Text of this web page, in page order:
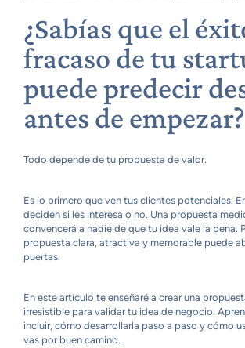
¿Sabías que el
fracaso de tu
puede predecir
antes de empezar?
Todo depende de tu propuesta de valor.
Es lo primero que ven tus clientes potenciales.
deciden si les interesa o no. Una propuesta
convencerá a nadie de que tu idea vale la pena.
propuesta clara, atractiva y memorable puede
puertas.
En este artículo te enseñaré a crear una
irresistible para validar tu idea de negocio.
incluir, cómo desarrollarla paso a paso y cómo
vas por buen camino.